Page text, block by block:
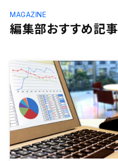
編集部おすすめ記事
MAGAZINE